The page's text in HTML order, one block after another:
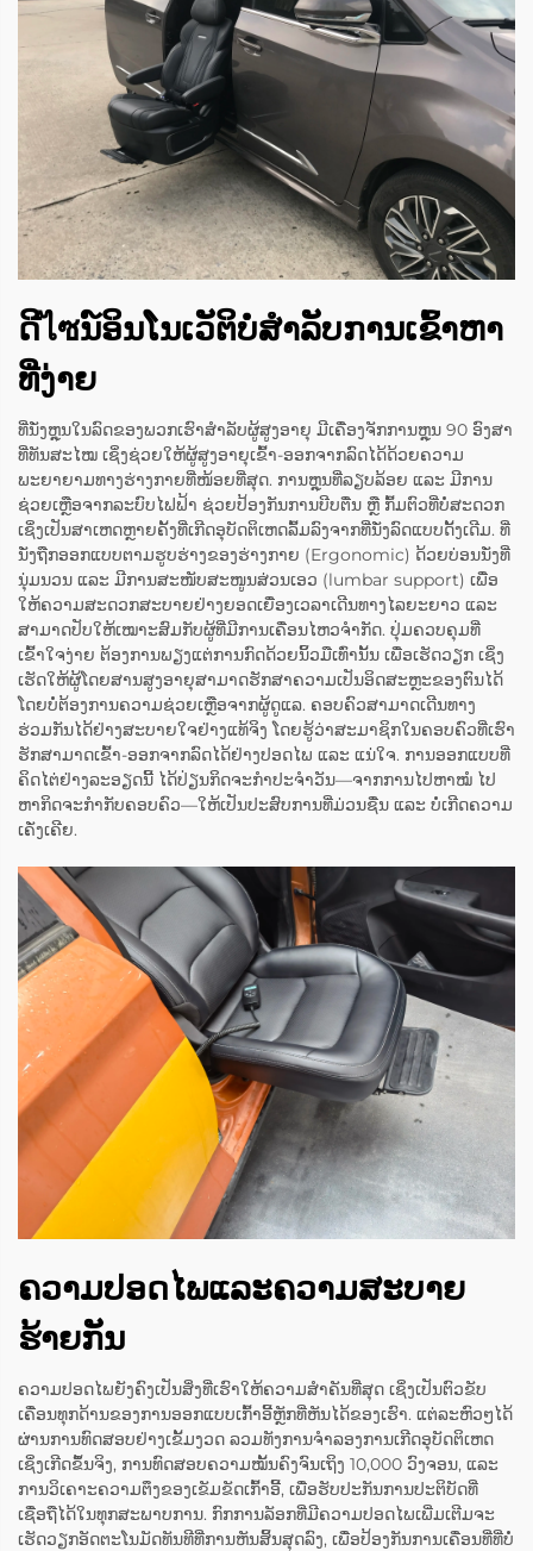
ດີไซນ໌ອິນໂນເວັຕິບໍ່ສຳລັບການເຂົ້າຫາ
ທີ່ງ່າຍ
ທີ່ນັ່ງຫຼຸນໃນລົດຂອງພວກເຮົາສຳລັບຜູ້ສູງອາຍຸ ມີເຄື່ອງຈັກການຫຼຸນ 90 ອົງສາ
ທີ່ທັນສະໄໝ ເຊິ່ງຊ່ວຍໃຫ້ຜູ້ສູງອາຍຸເຂົ້າ-ອອກຈາກລົດໄດ້ດ້ວຍຄວາມ
ພະຍາຍາມທາງຮ່າງກາຍທີ່ໜ້ອຍທີ່ສຸດ. ການຫຼຸນທີ່ລຽບລ້ອຍ ແລະ ມີການ
ຊ່ວຍເຫຼືອຈາກລະບົບໄຟຟ້າ ຊ່ວຍປ້ອງກັນການບີບຕື່ນ ຫຼື ກົ້ມຕົວທີ່ບໍ່ສະດວກ
ເຊິ່ງເປັນສາເຫດຫຼາຍຄັ້ງທີ່ເກີດອຸບັດຕິເຫດລົ້ມລົງຈາກທີ່ນັ່ງລົດແບບດັ້ງເດີມ. ທີ່
ນັ່ງຖືກອອກແບບຕາມຮູບຮ່າງຂອງຮ່າງກາຍ (Ergonomic) ດ້ວຍບ່ອນນັ່ງທີ່
ນຸ່ມນວນ ແລະ ມີການສະໜັບສະໜູນສ່ວນເອວ (lumbar support) ເພື່ອ
ໃຫ້ຄວາມສະດວກສະບາຍຢ່າງຍອດເຍື່ອງເວລາເດີນທາງໄລຍະຍາວ ແລະ
ສາມາດປັບໃຫ້ເໝາະສົມກັບຜູ້ທີ່ມີການເຄື່ອນໄຫວຈຳກັດ. ປຸ່ມຄວບຄຸມທີ່
ເຂົ້າໃຈງ່າຍ ຕ້ອງການພຽງແຕ່ການກົດດ້ວຍນິ້ວມືເທົ່ານັ້ນ ເພື່ອເຮັດວຽກ ເຊິ່ງ
ເຮັດໃຫ້ຜູ້ໂດຍສານສູງອາຍຸສາມາດຮັກສາຄວາມເປັນອິດສະຫຼະຂອງຕົນໄດ້
ໂດຍບໍ່ຕ້ອງການຄວາມຊ່ວຍເຫຼືອຈາກຜູ້ດູແລ. ຄອບຄົວສາມາດເດີນທາງ
ຮ່ວມກັນໄດ້ຢ່າງສະບາຍໃຈຢ່າງແທ້ຈິງ ໂດຍຮູ້ວ່າສະມາຊິກໃນຄອບຄົວທີ່ເຮົາ
ຮັກສາມາດເຂົ້າ-ອອກຈາກລົດໄດ້ຢ່າງປອດໄພ ແລະ ແນ່ໃຈ. ການອອກແບບທີ່
ຄິດໄຕ່ຢ່າງລະອຽດນີ້ ໄດ້ປ່ຽນກິດຈະກຳປະຈຳວັນ—ຈາກການໄປຫາໝໍ ໄປ
ຫາກິດຈະກຳກັບຄອບຄົວ—ໃຫ້ເປັນປະສົບການທີ່ມ່ວນຊື່ນ ແລະ ບໍ່ເກີດຄວາມ
ເຄັ່ງເຄີຍ.
ຄວາມປອດໄພແລະຄວາມສະບາຍ
ຮ້າຍກັນ
ຄວາມປອດໄພຍັງຄົງເປັນສິ່ງທີ່ເຮົາໃຫ້ຄວາມສຳຄັນທີ່ສຸດ ເຊິ່ງເປັນຕົວຂັບ
ເຄື່ອນທຸກດ້ານຂອງການອອກແບບເກົ້າອີ້ຫຼັກທີ່ຫັນໄດ້ຂອງເຮົາ. ແຕ່ລະຫົວໆໄດ້
ຜ່ານການທົດສອບຢ່າງເຂັ້ມງວດ ລວມທັງການຈຳລອງການເກີດອຸບັດຕິເຫດ
ເຊິ່ງເກີດຂຶ້ນຈິງ, ການທົດສອບຄວາມໝັ້ນຄົງຈົນເຖິງ 10,000 ວົງຈອນ, ແລະ
ການວິເຄາະຄວາມຕຶງຂອງເຂັມຂັດເກົ້າອີ້, ເພື່ອຮັບປະກັນການປະຕິບັດທີ່
ເຊື່ອຖືໄດ້ໃນທຸກສະພາບການ. ກົກການລັອກທີ່ມີຄວາມປອດໄພເພີ່ມເຕີມຈະ
ເຮັດວຽກອັດຕະໂນມັດທັນທີທີ່ການຫັນສິ້ນສຸດລົງ, ເພື່ອປ້ອງກັນການເຄື່ອນທີ່ທີ່ບໍ່